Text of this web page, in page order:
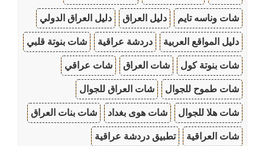
شات وناسه تايم دليل العراق دليل العراق الدولي
دليل المواقع العربية دردشة عراقية شات بنوتة قلبي
شات بنوتة كول شات العراق شات عراقي
شات طموح للجوال شات العراق للجوال
شات هلا للجوال شات هوى بغداد شات بنات العراق
شات العراقية تطبيق دردشة عراقية